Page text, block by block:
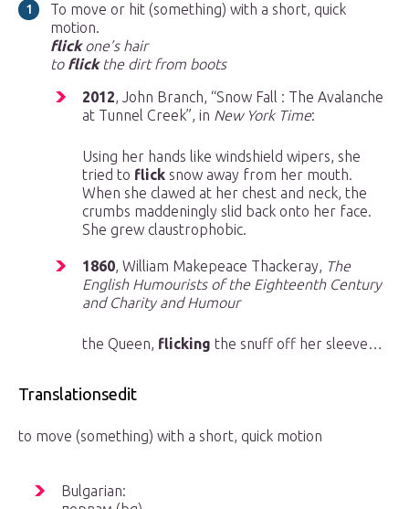
To move or hit (something) with a short, quick
motion.
flickone’s hair
to flickthe dirt from boots
2012, John Branch, “Snow Fall : The Avalanche
at Tunnel Creek”, in New York Time‎:
Using her hands like windshield wipers, she
tried to flick snow away from her mouth.
When she clawed at her chest and neck, the
crumbs maddeningly slid back onto her face.
She grew claustrophobic.
1860, William Makepeace Thackeray, The
English Humourists of the Eighteenth Century
and Charity and Humour
the Queen, flicking the snuff off her sleeve…
Translationsedit
to move (something) with a short, quick motion
Bulgarian: